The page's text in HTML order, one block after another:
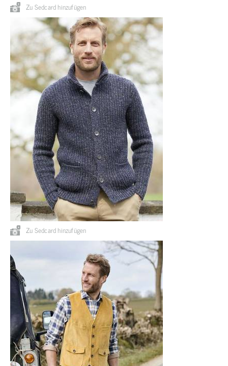
Zu Sedcard hinzufügen
Zu Sedcard hinzufügen